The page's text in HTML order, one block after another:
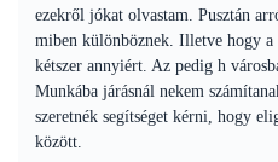
ezekről jókat olvastam. Pusztán
miben különböznek. Illetve hogy
kétszer annyiért. Az pedig h
Munkába járásnál nekem
szeretnék segítséget kérni, hogy
között.